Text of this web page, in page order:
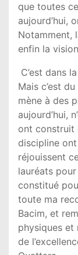
que toutes
aujourd’hui,
Notamment,
enfin la
C’est dans
Mais c’est
mène à des
aujourd’hui,
ont construit
discipline
réjouissent
lauréats
constitué
toute ma
Bacim, et
physiques et
de